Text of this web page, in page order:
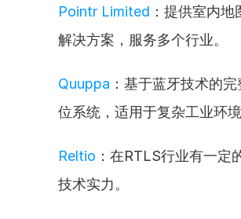
Pointr Limited ：提供室内地
解决方案，服务多个行业。
Quuppa ：基于蓝牙技术的
位系统，适用于复杂工业环境
Reltio ：在RTLS行业有一定
技术实力。